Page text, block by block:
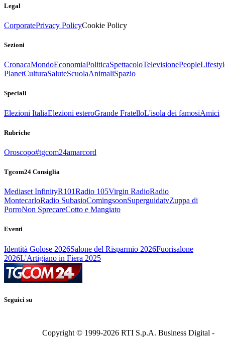
Legal
CorporatePrivacy PolicyCookie Policy
Sezioni
CronacaMondoEconomiaPoliticaSpettacoloTelevisionePeople
PlanetCulturaSaluteScuolaAnimaliSpazio
Speciali
Elezioni ItaliaElezioni esteroGrande FratelloL'isola dei famosiAmici
Rubriche
Oroscopo#tgcom24amarcord
Tgcom24 Consiglia
Mediaset InfinityR101Radio 105Virgin RadioRadio
MontecarloRadio SubasioComingsoonSuperguidatvZuppa di
PorroNon SprecareCotto e Mangiato
Eventi
Identità Golose 2026Salone del Risparmio 2026Fuorisalone
2026L'Artigiano in Fiera 2025
Seguici su
Copyright © 1999-2026 RTI S.p.A. Business Digital -